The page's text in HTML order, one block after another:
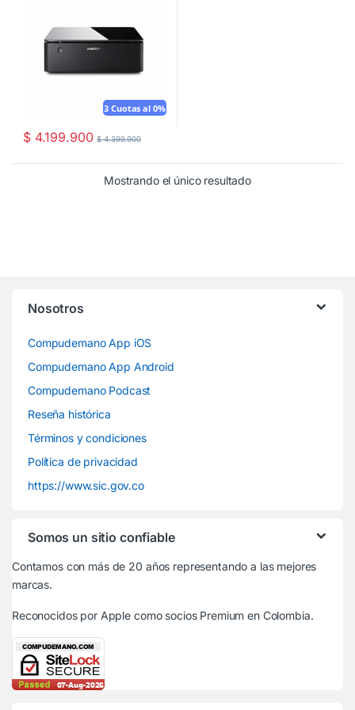
3 Cuotas al 0%
$4.199.900 $4.399.900
Mostrando el único resultado
Nosotros
Compudemano App iOS
Compudemano App Android
Compudemano Podcast
Reseña histórica
Términos y condiciones
Política de privacidad
https://www.sic.gov.co
Somos un sitio confiable
Contamos con más de 20 años representando a las mejores
marcas.
Reconocidos por Apple como socios Premium en Colombia.